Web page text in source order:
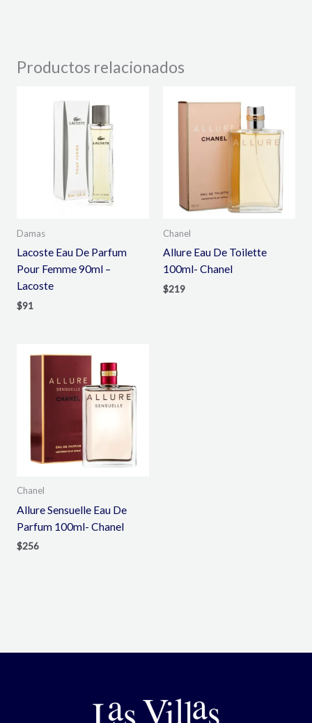
Productos relacionados
Damas
Lacoste Eau De Parfum
Pour Femme 90ml –
Lacoste
$91
Chanel
Allure Eau De Toilette
100ml- Chanel
$219
Chanel
Allure Sensuelle Eau De
Parfum 100ml- Chanel
$256